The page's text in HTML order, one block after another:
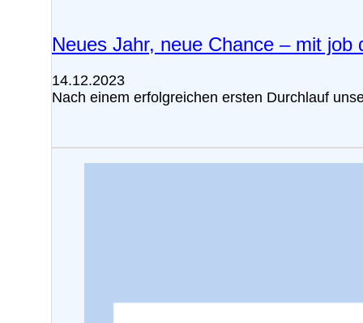
Neues Jahr, neue Chance – mit
14.12.2023
Nach einem erfolgreichen ersten Durchlauf